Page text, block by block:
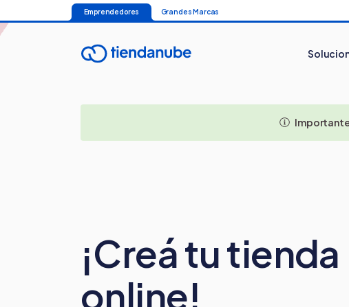
Emprendedores Grandes Marcas
¡Creá tu tienda
online!